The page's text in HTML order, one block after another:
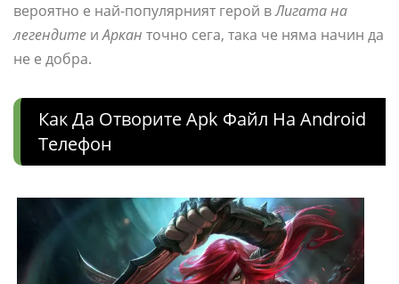
вероятно е най-популярният герой вЛигата на
легендите иАркан точно сега, така че няма начин да
не е добра.
Как Да Отворите Apk Файл На Android
Телефон